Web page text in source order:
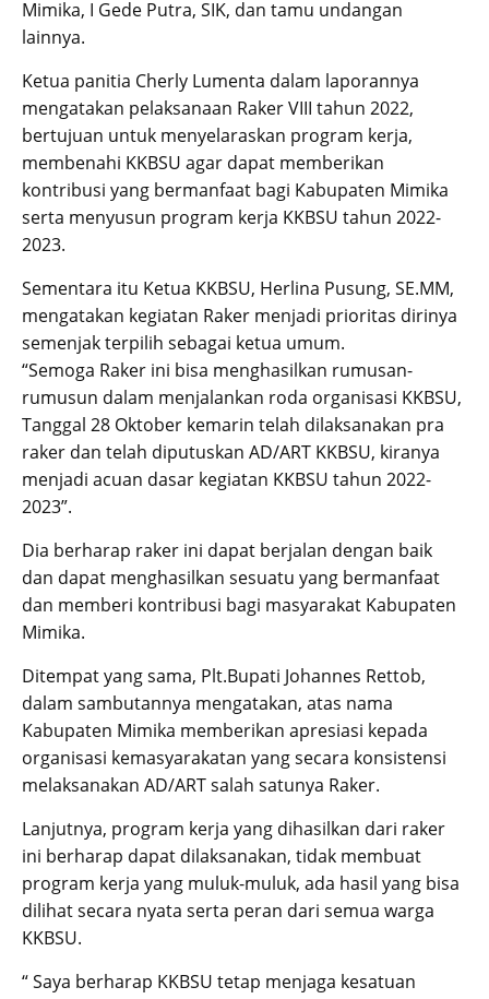
Mimika, I Gede Putra, SIK, dan tamu undangan
lainnya.
Ketua panitia Cherly Lumenta dalam laporannya
mengatakan pelaksanaan Raker VIII tahun 2022,
bertujuan untuk menyelaraskan program kerja,
membenahi KKBSU agar dapat memberikan
kontribusi yang bermanfaat bagi Kabupaten Mimika
serta menyusun program kerja KKBSU tahun 2022-
2023.
Sementara itu Ketua KKBSU, Herlina Pusung, SE.MM,
mengatakan kegiatan Raker menjadi prioritas dirinya
semenjak terpilih sebagai ketua umum.
“Semoga Raker ini bisa menghasilkan rumusan-
rumusun dalam menjalankan roda organisasi KKBSU,
Tanggal 28 Oktober kemarin telah dilaksanakan pra
raker dan telah diputuskan AD/ART KKBSU, kiranya
menjadi acuan dasar kegiatan KKBSU tahun 2022-
2023”.
Dia berharap raker ini dapat berjalan dengan baik
dan dapat menghasilkan sesuatu yang bermanfaat
dan memberi kontribusi bagi masyarakat Kabupaten
Mimika.
Ditempat yang sama, Plt.Bupati Johannes Rettob,
dalam sambutannya mengatakan, atas nama
Kabupaten Mimika memberikan apresiasi kepada
organisasi kemasyarakatan yang secara konsistensi
melaksanakan AD/ART salah satunya Raker.
Lanjutnya, program kerja yang dihasilkan dari raker
ini berharap dapat dilaksanakan, tidak membuat
program kerja yang muluk-muluk, ada hasil yang bisa
dilihat secara nyata serta peran dari semua warga
KKBSU.
“ Saya berharap KKBSU tetap menjaga kesatuan